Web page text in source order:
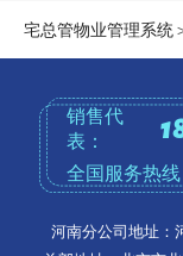
宅总管物业管理系统
销售代
表：
全国服务热
河南分公司地址：